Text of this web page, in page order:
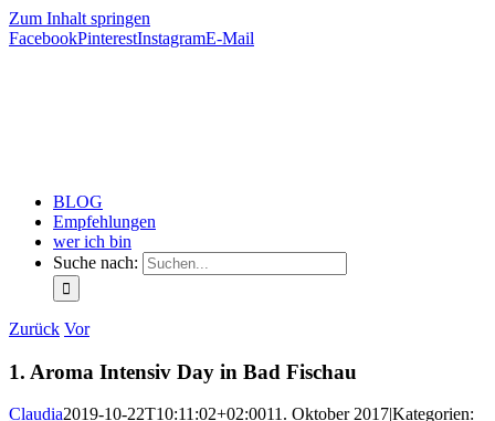
Zum Inhalt springen
FacebookPinterestInstagramE-Mail
BLOG
Empfehlungen
wer ich bin
Suche nach:
Zurück Vor
1. Aroma Intensiv Day in Bad Fischau
Claudia2019-10-22T10:11:02+02:0011. Oktober 2017|Kategorien: